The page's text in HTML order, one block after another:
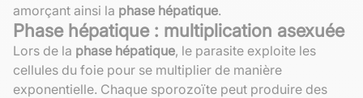
amorçant ainsi la phase hépatique.
Phase hépatique : multiplication asexuée
Lors de la phase hépatique, le parasite exploite les
cellules du foie pour se multiplier de manière
exponentielle. Chaque sporozoïte peut produire des